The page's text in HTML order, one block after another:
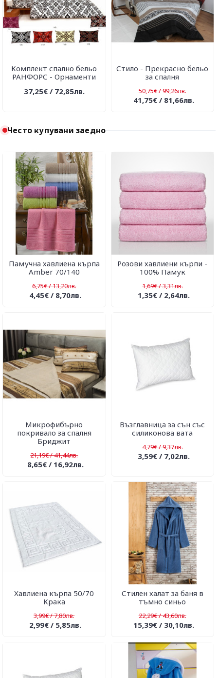
Комплект спално бельо
РАНФОРС - Орнаменти
37,25€ / 72,85лв.
Стило - Прекрасно бельо
за спалня
50,75€ / 99,26лв.
41,75€ / 81,66лв.
Често купувани заедно
Памучна хавлиена кърпа
Amber 70/140
6,75€ / 13,20лв.
4,45€ / 8,70лв.
Розови хавлиени кърпи -
100% Памук
1,69€ / 3,31лв.
1,35€ / 2,64лв.
Микрофибърно
покривало за спалня
Бриджит
21,19€ / 41,44лв.
8,65€ / 16,92лв.
Възглавница за сън със
силиконова вата
4,79€ / 9,37лв.
3,59€ / 7,02лв.
Хавлиена кърпа 50/70
Крака
3,99€ / 7,80лв.
2,99€ / 5,85лв.
Стилен халат за баня в
тъмно синьо
22,29€ / 43,60лв.
15,39€ / 30,10лв.